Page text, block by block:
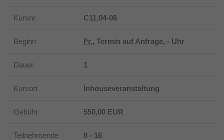
Kursnr. C11.04-06
Beginn Fr., Termin auf Anfrage, - Uhr
Dauer 1
Kursort Inhouseveranstaltung
Gebühr 550,00 EUR
Teilnehmende 8 - 16